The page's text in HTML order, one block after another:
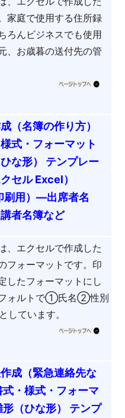
家庭で使用する住所録
ろんビジネスでも使用
、お歳暮の送付先の管
（名簿の作り方）
式・フォーマット
な形） テンプレー
セル Excel）
刷用）―出席者名
者名簿など
、エクセルで作成した
フォーマットです。印
したフォーマットにし
フォルトで①氏名②性別
ています。
成（緊急連絡先な
式・様式・フォーマ
形（ひな形） テンプ